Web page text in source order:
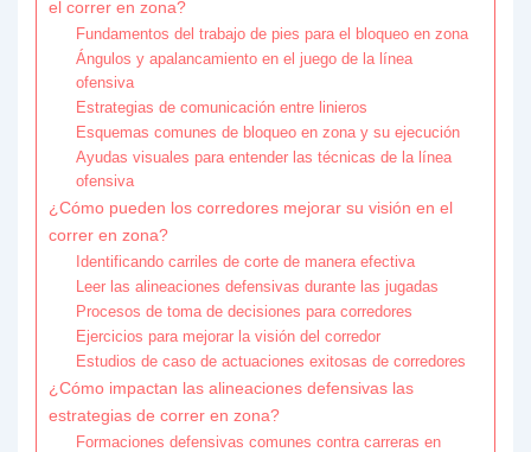
el correr en zona?
Fundamentos del trabajo de pies para el bloqueo en zona
Ángulos y apalancamiento en el juego de la línea
ofensiva
Estrategias de comunicación entre linieros
Esquemas comunes de bloqueo en zona y su ejecución
Ayudas visuales para entender las técnicas de la línea
ofensiva
¿Cómo pueden los corredores mejorar su visión en el
correr en zona?
Identificando carriles de corte de manera efectiva
Leer las alineaciones defensivas durante las jugadas
Procesos de toma de decisiones para corredores
Ejercicios para mejorar la visión del corredor
Estudios de caso de actuaciones exitosas de corredores
¿Cómo impactan las alineaciones defensivas las
estrategias de correr en zona?
Formaciones defensivas comunes contra carreras en